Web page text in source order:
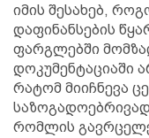
იმის შესახებ,
დაფინანსების
ფარგლებში
დოკუმენტაციაში
რატომ მიიჩნევა
რომლის